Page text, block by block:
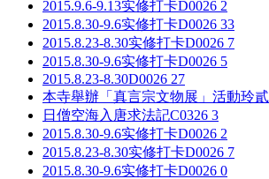
2015.9.6-9.13实修打卡D0026 2
2015.8.30-9.6实修打卡D0026 33
2015.8.23-8.30实修打卡D0026 7
2015.8.30-9.6实修打卡D0026 5
2015.8.23-8.30D0026 27
本寺舉辦「真言宗文物展」活動玲貳
日僧空海入唐求法記C0326 3
2015.8.30-9.6实修打卡D0026 2
2015.8.23-8.30实修打卡D0026 7
2015.8.30-9.6实修打卡D0026 0